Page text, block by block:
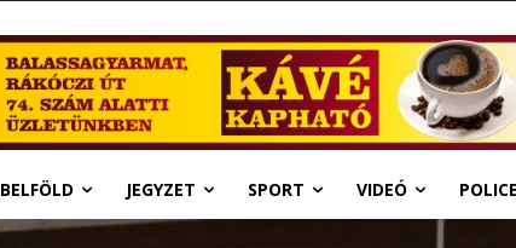
BELFÖLD JEGYZET SPORT VIDEÓ